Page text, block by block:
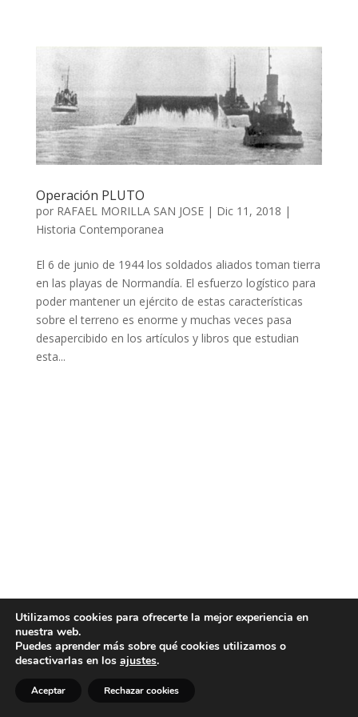
Operación PLUTO
por RAFAEL MORILLA SAN JOSE| Dic 11, 2018 |
Historia Contemporanea
El 6 de junio de 1944 los soldados aliados toman tierra
en las playas de Normandía. El esfuerzo logístico para
poder mantener un ejército de estas características
sobre el terreno es enorme y muchas veces pasa
desapercibido en los artículos y libros que estudian
esta...
Utilizamos cookies para ofrecerte la mejor experiencia en
nuestra web.
Puedes aprender más sobre qué cookies utilizamos o
desactivarlas en los ajustes.
Aceptar Rechazar cookies